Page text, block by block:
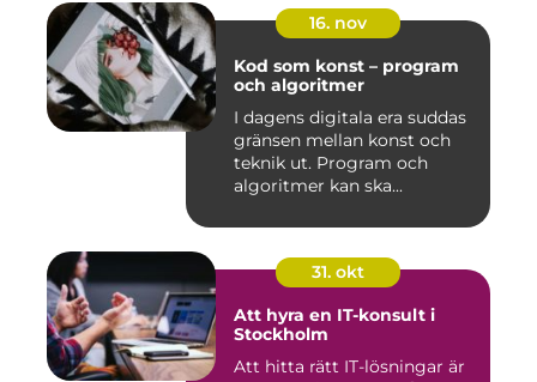
16. nov
Kod som konst – program
och algoritmer
I dagens digitala era suddas
gränsen mellan konst och
teknik ut. Program och
algoritmer kan ska...
31. okt
Att hyra en IT-konsult i
Stockholm
Att hitta rätt IT-lösningar är